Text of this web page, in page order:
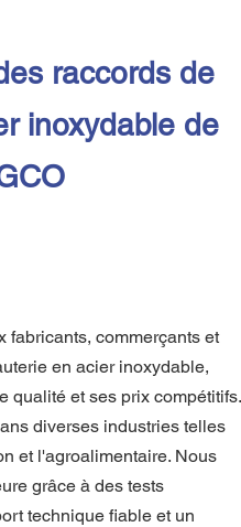
raccords de
inoxydable de
fabricants, commerçants et
en acier inoxydable,
qualité et ses prix compétitifs.
diverses industries telles
et l'agroalimentaire. Nous
grâce à des tests
technique fiable et un